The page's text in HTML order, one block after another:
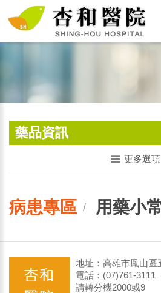
藥品資訊
更多選項
病患專區 / 用藥小
地址：高雄市鳳山區
電話：(07)761-
請轉分機2000或9